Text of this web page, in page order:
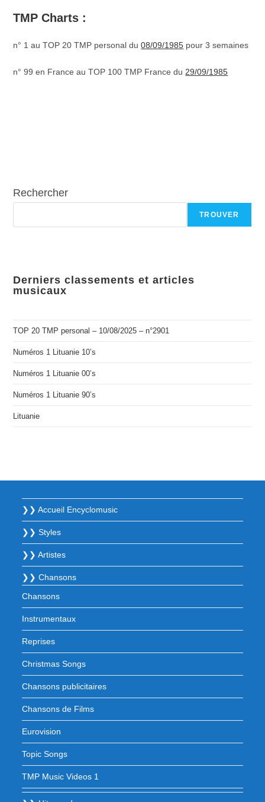
TMP Charts :
n° 1 au TOP 20 TMP personal du08/09/1985 pour 3 semaines
n° 99 en France au TOP 100 TMP France du 29/09/1985
Rechercher
TROUVER
Derniers classements et articles
musicaux
TOP 20 TMP personal – 10/08/2025 – n°2901
Numéros 1 Lituanie 10’s
Numéros 1 Lituanie 00’s
Numéros 1 Lituanie 90’s
Lituanie
❯❯ Accueil Encyclomusic
❯❯ Styles
❯❯ Artistes
❯❯ Chansons
Chansons
Instrumentaux
Reprises
Christmas Songs
Chansons publicitaires
Chansons de Films
Eurovision
Topic Songs
TMP Music Videos 1